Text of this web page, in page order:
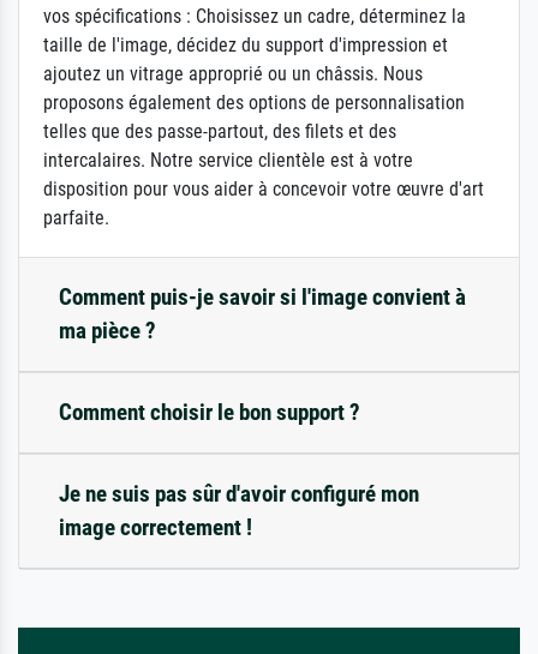
vos spécifications : Choisissez un cadre, déterminez la
taille de l'image, décidez du support d'impression et
ajoutez un vitrage approprié ou un châssis. Nous
proposons également des options de personnalisation
telles que des passe-partout, des filets et des
intercalaires. Notre service clientèle est à votre
disposition pour vous aider à concevoir votre œuvre d'art
parfaite.
Comment puis-je savoir si l'image convient à
ma pièce ?
Comment choisir le bon support ?
Je ne suis pas sûr d'avoir configuré mon
image correctement !